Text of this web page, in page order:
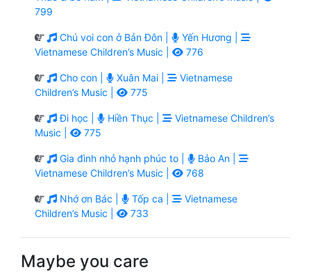
799
Chú voi con ở Bản Đôn |
Yến Hương |
Vietnamese Children’s Music |
776
Cho con | Xuân Mai |
Vietnamese
Children’s Music |
775
Đi học | Hiền Thục |
Vietnamese Children’s
Music |
775
Gia đình nhỏ hạnh phúc to |
Bảo An |
Vietnamese Children’s Music |
768
Nhớ ơn Bác | Tốp ca |
Vietnamese
Children’s Music |
733
Maybe you care